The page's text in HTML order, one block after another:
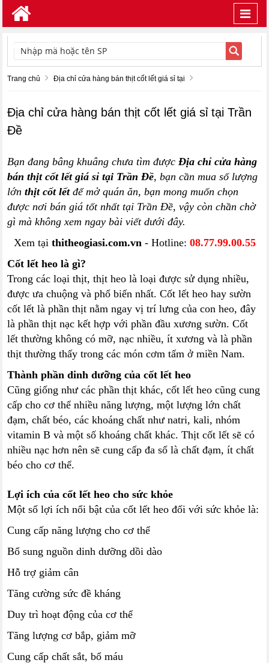
TÌM KIẾM
Trang chủ Địa chỉ cửa hàng bán thịt cốt lết giá sỉ tại
Địa chỉ cửa hàng bán thịt cốt lết giá sỉ tại Trần
Đề
Bạn đang bâng khuâng chưa tìm đượcĐịa chỉ cửa hàng
bán thịt cốt lết giá sỉ tại Trần Đề, bạn cần mua số lượng
lớnthịt cốt lếtđể mở quán ăn, bạn mong muốn chọn
được nơi bán giá tốt nhất tại Trần Đề, vậy còn chần chờ
gì mà không xem ngay bài viết dưới đây.
Xem tại thitheogiasi.com.vn- Hotline: 08.77.99.00.55
Cốt lết heo là gì?
Trong các loại thịt, thịt heo là loại được sử dụng nhiều,
được ưa chuộng và phổ biến nhất. Cốt lết heo hay sườn
cốt lết là phần thịt nằm ngay vị trí lưng của con heo, đây
là phần thịt nạc kết hợp với phần đầu xương sườn. Cốt
lết thường không có mỡ, nạc nhiều, ít xương và là phần
thịt thường thấy trong các món cơm tấm ở miền Nam.
Thành phần dinh dưỡng của cốt lết heo
Cũng giống như các phần thịt khác, cốt lết heo cũng cung
cấp cho cơ thể nhiều năng lượng, một lượng lớn chất
đạm, chất béo, các khoáng chất như natri, kali, nhóm
vitamin B và một số khoáng chất khác. Thịt cốt lết sẽ có
nhiều nạc hơn nên sẽ cung cấp đa số là chất đạm, ít chất
béo cho cơ thể.
Lợi ích của cốt lết heo cho sức khỏe
Một số lợi ích nổi bật của cốt lết heo đối với sức khỏe là:
Cung cấp năng lượng cho cơ thể
Bổ sung nguồn dinh dưỡng dồi dào
Hỗ trợ giảm cân
Tăng cường sức đề kháng
Duy trì hoạt động của cơ thể
Tăng lượng cơ bắp, giảm mỡ
Cung cấp chất sắt, bổ máu